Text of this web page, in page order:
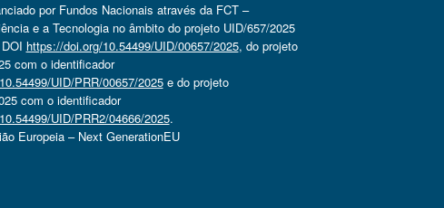
por Fundos Nacionais através da FCT –
e a Tecnologia no âmbito do projeto UID/657/2025
https://doi.org/10.54499/UID/00657/2025, do projeto
com o identificador
UID/PRR/00657/2025e do projeto
com o identificador
UID/PRR2/04666/2025.
Europeia – Next GenerationEU